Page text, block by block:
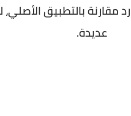
مقارنة بالتطبيق
عديدة.